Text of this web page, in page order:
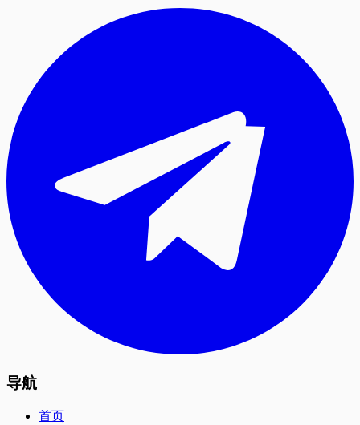
导航
首页